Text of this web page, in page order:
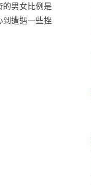
的男女比例是
到遭遇一些挫